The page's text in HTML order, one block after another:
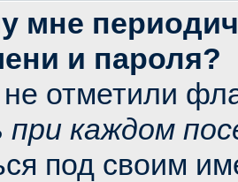
мне
и пароля?
отметили
при каждом
под своим